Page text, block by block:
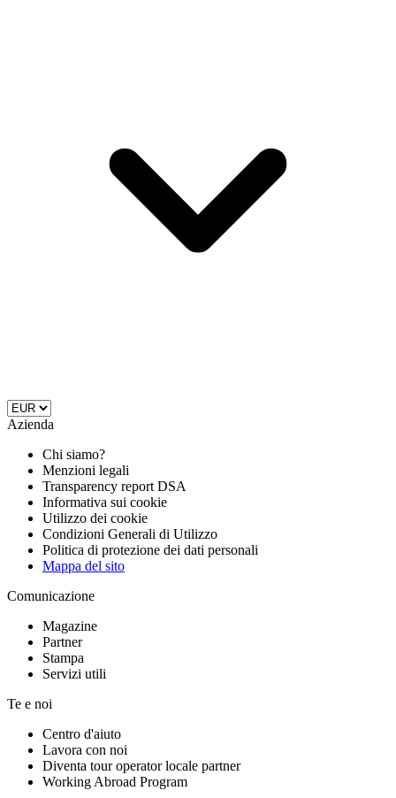
Azienda
Chi siamo?
Menzioni legali
Transparency report DSA
Informativa sui cookie
Utilizzo dei cookie
Condizioni Generali di Utilizzo
Politica di protezione dei dati personali
Mappa del sito
Comunicazione
Magazine
Partner
Stampa
Servizi utili
Te e noi
Centro d'aiuto
Lavora con noi
Diventa tour operator locale partner
Working Abroad Program